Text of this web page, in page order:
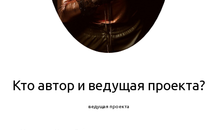
Кто автор и ведущая проекта?
ведущая проекта